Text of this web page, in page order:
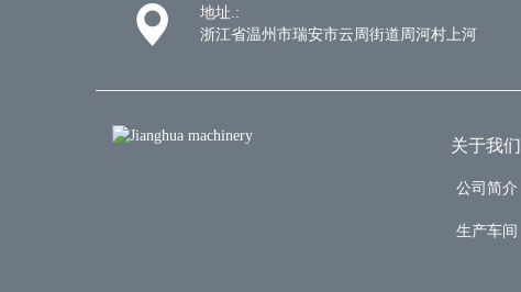
地址.:
浙江省温州市瑞安市云周街道周河村上河
关于我们
公司简介
生产车间